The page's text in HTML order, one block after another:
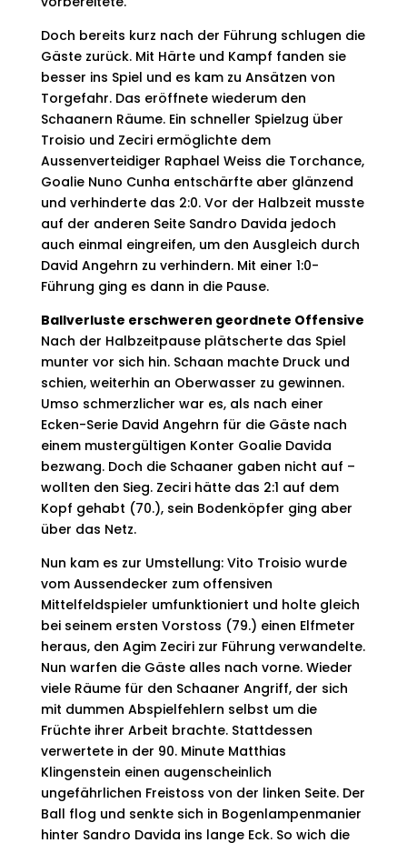
Doch bereits kurz nach der Führung schlugen die
Gäste zurück. Mit Härte und Kampf fanden sie
besser ins Spiel und es kam zu Ansätzen von
Torgefahr. Das eröffnete wiederum den
Schaanern Räume. Ein schneller Spielzug über
Troisio und Zeciri ermöglichte dem
Aussenverteidiger Raphael Weiss die Torchance,
Goalie Nuno Cunha entschärfte aber glänzend
und verhinderte das 2:0. Vor der Halbzeit musste
auf der anderen Seite Sandro Davida jedoch
auch einmal eingreifen, um den Ausgleich durch
David Angehrn zu verhindern. Mit einer 1:0-
Führung ging es dann in die Pause.
Ballverluste erschweren geordnete Offensive
Nach der Halbzeitpause plätscherte das Spiel
munter vor sich hin. Schaan machte Druck und
schien, weiterhin an Oberwasser zu gewinnen.
Umso schmerzlicher war es, als nach einer
Ecken-Serie David Angehrn für die Gäste nach
einem mustergültigen Konter Goalie Davida
bezwang. Doch die Schaaner gaben nicht auf –
wollten den Sieg. Zeciri hätte das 2:1 auf dem
Kopf gehabt (70.), sein Bodenköpfer ging aber
über das Netz.
Nun kam es zur Umstellung: Vito Troisio wurde
vom Aussendecker zum offensiven
Mittelfeldspieler umfunktioniert und holte gleich
bei seinem ersten Vorstoss (79.) einen Elfmeter
heraus, den Agim Zeciri zur Führung verwandelte.
Nun warfen die Gäste alles nach vorne. Wieder
viele Räume für den Schaaner Angriff, der sich
mit dummen Abspielfehlern selbst um die
Früchte ihrer Arbeit brachte. Stattdessen
verwertete in der 90. Minute Matthias
Klingenstein einen augenscheinlich
ungefährlichen Freistoss von der linken Seite. Der
Ball flog und senkte sich in Bogenlampenmanier
hinter Sandro Davida ins lange Eck. So wich die